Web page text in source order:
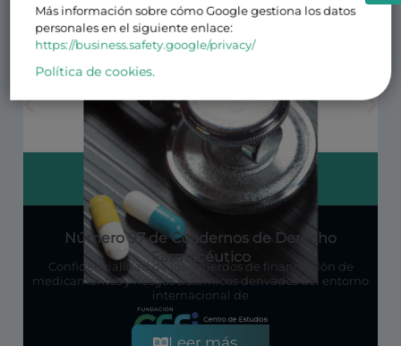
Número 97 de Cuadernos de Derecho
Farmacéutico
Confidencialidad de los acuerdos de financiación de
medicamentos y riesgos sistémicos derivados del entorno
internacional de
Más información sobre cómo Google gestiona los datos
personales en el siguiente enlace:
https://business.safety.google/privacy/
Política de cookies.